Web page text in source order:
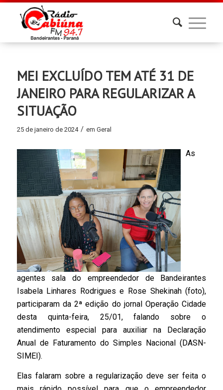
MEI EXCLUÍDO TEM ATÉ 31 DE
JANEIRO PARA REGULARIZAR A
SITUAÇÃO
25 de janeiro de 2024 / em Geral
As
agentes sala do empreendedor de Bandeirantes
Isabela Linhares Rodrigues e Rose Shekinah (foto),
participaram da 2ª edição do jornal Operação Cidade
desta quinta-feira, 25/01, falando sobre o
atendimento especial para auxiliar na Declaração
Anual de Faturamento do Simples Nacional (DASN-
SIMEI).
Elas falaram sobre a regularização deve ser feita o